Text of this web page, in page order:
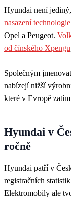
Hyundai není
nasazení
Opel a Peugeot.
od čínského Xpengu
Společným
nabízejí nižší
které v Evropě
Hyundai v
ročně
Hyundai patří v
registračních
Elektromobily ale